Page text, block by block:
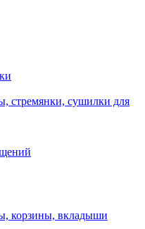
стремянки, сушилки для
корзины, вкладыши